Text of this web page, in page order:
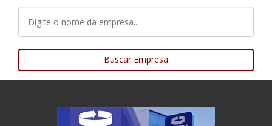
Buscar Empresa